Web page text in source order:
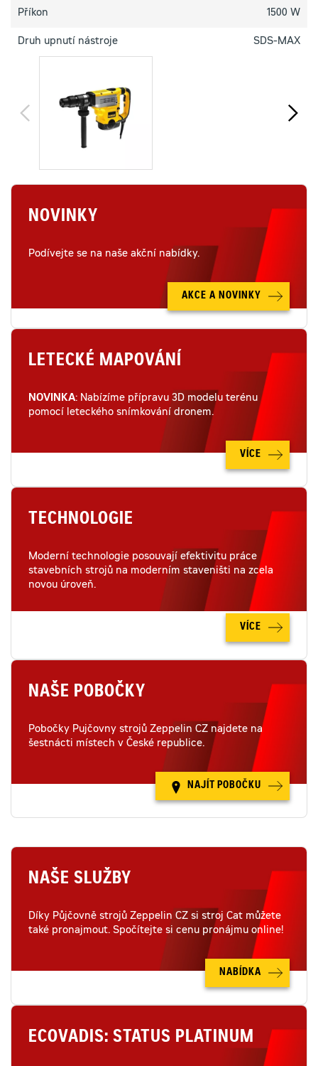
Příkon 1500 W
Druh upnutí nástroje SDS-MAX
NOVINKY
Podívejte se na naše akční nabídky.
AKCE A NOVINKY
LETECKÉ MAPOVÁNÍ
NOVINKA: Nabízíme přípravu 3D modelu terénu
pomocí leteckého snímkování dronem.
VÍCE
TECHNOLOGIE
Moderní technologie posouvají efektivitu práce
stavebních strojů na moderním staveništi na zcela
novou úroveň.
VÍCE
NAŠE POBOČKY
Pobočky Pujčovny strojů Zeppelin CZ najdete na
šestnácti místech v České republice.
NAJÍT POBOČKU
NAŠE SLUŽBY
Díky Půjčovně strojů Zeppelin CZ si stroj Cat můžete
také pronajmout. Spočítejte si cenu pronájmu online!
NABÍDKA
ECOVADIS: STATUS PLATINUM